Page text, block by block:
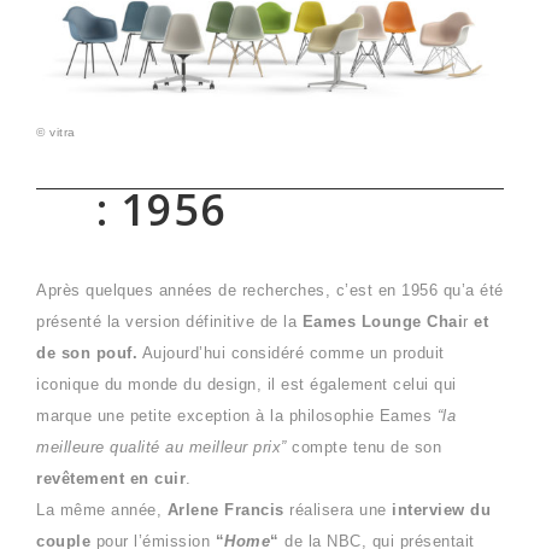
© vitra
: 1956
Après quelques années de recherches, c’est en 1956 qu’a été
présenté la version définitive de la Eames Lounge Chair et
de son pouf. Aujourd’hui considéré comme un produit
iconique du monde du design, il est également celui qui
marque une petite exception à la philosophie Eames “la
meilleure qualité au meilleur prix”compte tenu de son
revêtement en cuir
La même année, Arlene Francis réalisera une interview du
couple pour l’émission “Home“ de la NBC, qui présentait